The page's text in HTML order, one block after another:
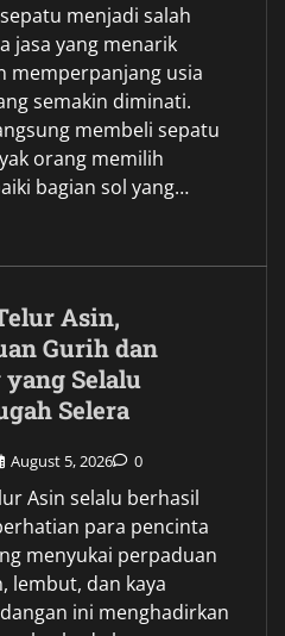
menjadi salah
jasa yang menarik
memperpanjang usia
semakin diminati.
membeli sepatu
orang memilih
bagian sol yang…
Asin,
Gurih dan
yang Selalu
Selera
August 5, 2026 0
Asin selalu berhasil
para pencinta
menyukai perpaduan
lembut, dan kaya
ini menghadirkan